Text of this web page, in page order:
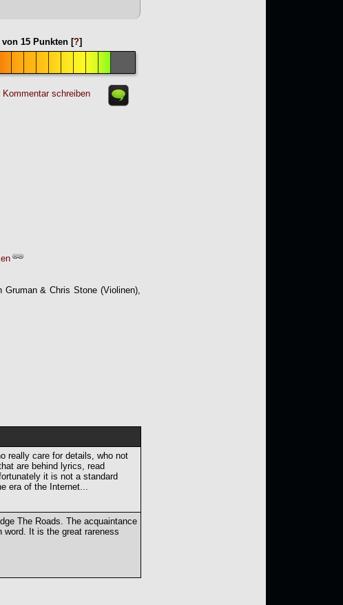
von 15 Punkten [?]
Kommentar schreiben
Gruman & Chris Stone (Violinen),
really care for details, who not
are behind lyrics, read
it is not a standard
era of the Internet...
The Roads. The acquaintance
It is the great rareness